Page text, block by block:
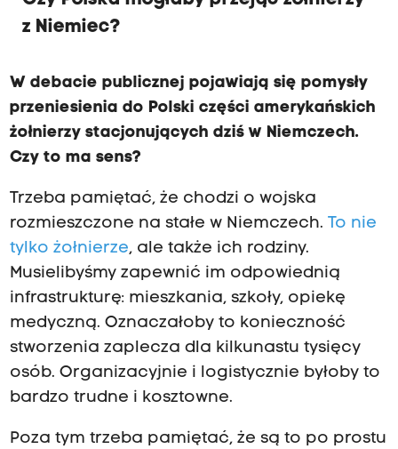
z Niemiec?
W debacie publicznej pojawiają się pomysły
przeniesienia do Polski części amerykańskich
żołnierzy stacjonujących dziś w Niemczech.
Czy to ma sens?
Trzeba pamiętać, że chodzi o wojska
rozmieszczone na stałe w Niemczech. To nie
tylko żołnierze, ale także ich rodziny.
Musielibyśmy zapewnić im odpowiednią
infrastrukturę: mieszkania, szkoły, opiekę
medyczną. Oznaczałoby to konieczność
stworzenia zaplecza dla kilkunastu tysięcy
osób. Organizacyjnie i logistycznie byłoby to
bardzo trudne i kosztowne.
Poza tym trzeba pamiętać, że są to po prostu